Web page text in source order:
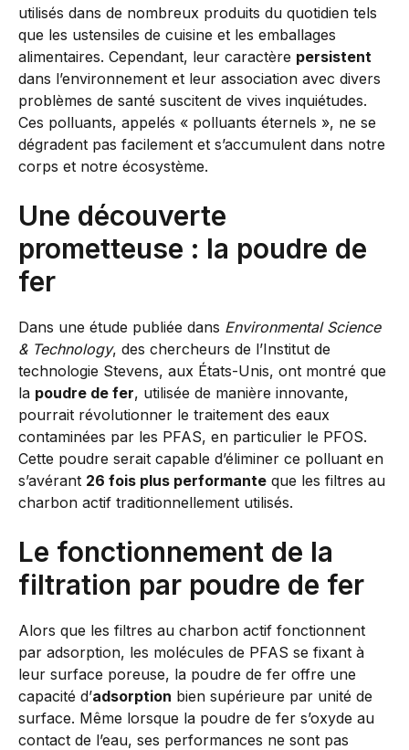
utilisés dans de nombreux produits du quotidien tels
que les ustensiles de cuisine et les emballages
alimentaires. Cependant, leur caractère persistent
dans l’environnement et leur association avec divers
problèmes de santé suscitent de vives inquiétudes.
Ces polluants, appelés « polluants éternels », ne se
dégradent pas facilement et s’accumulent dans notre
corps et notre écosystème.
Une découverte
prometteuse : la poudre de
fer
Dans une étude publiée dans Environmental Science
& Technology, des chercheurs de l’Institut de
technologie Stevens, aux États-Unis, ont montré que
la poudre de fer, utilisée de manière innovante,
pourrait révolutionner le traitement des eaux
contaminées par les PFAS, en particulier le PFOS.
Cette poudre serait capable d’éliminer ce polluant en
s’avérant 26 fois plus performante que les filtres au
charbon actif traditionnellement utilisés.
Le fonctionnement de la
filtration par poudre de fer
Alors que les filtres au charbon actif fonctionnent
par adsorption, les molécules de PFAS se fixant à
leur surface poreuse, la poudre de fer offre une
capacité d’adsorption bien supérieure par unité de
surface. Même lorsque la poudre de fer s’oxyde au
contact de l’eau, ses performances ne sont pas